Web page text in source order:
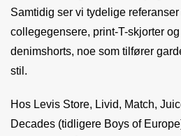
Samtidig ser vi tydelige
collegegensere, print-T-skjorter
denimshorts, noe som tilfører
stil.
Hos Levis Store, Livid, Match,
Decades (tidligere Boys of